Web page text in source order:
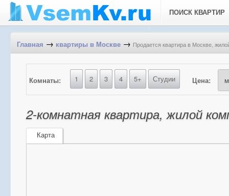
ПОИСК КВАРТИР
Главная → квартиры в Москве → Продается квартира в Москве,
Комнаты: 1 2 3 4 5+ Студии Цена:
2-комнатная квартира, жилой
Карта